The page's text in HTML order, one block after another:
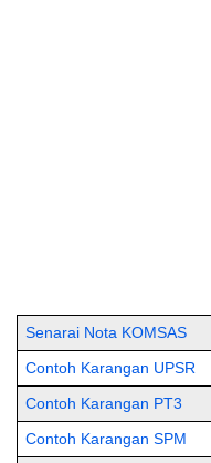
Senarai Nota KOMSAS
Contoh Karangan UPSR
Contoh Karangan PT3
Contoh Karangan SPM